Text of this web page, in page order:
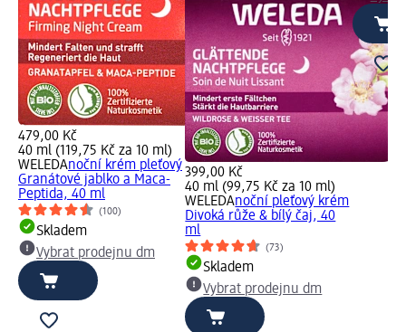
479,00 Kč
40 ml (119,75 Kč za 10 ml)
WELEDAnoční krém pleťový
Granátové jablko a Maca-
Peptida, 40 ml
(100)
Skladem
Vybrat prodejnu dm
399,00 Kč
40 ml (99,75 Kč za 10 ml)
WELEDAnoční pleťový krém
Divoká růže & bílý čaj, 40
ml
(73)
Skladem
Vybrat prodejnu dm